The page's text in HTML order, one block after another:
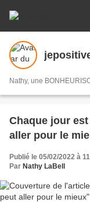
Nathy, une
Chaque jour
aller pour le
Publié le 05/02/2022 à
Par Nathy LaBell